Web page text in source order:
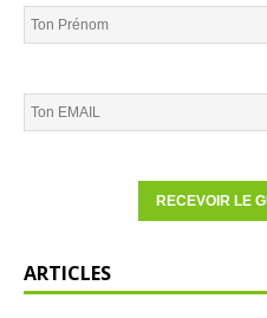
ARTICLES